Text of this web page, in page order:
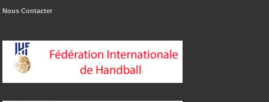
Nous Contacter